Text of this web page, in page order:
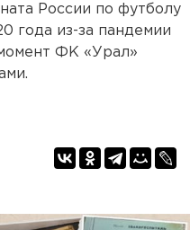
России по футболу
года из-за пандемии
ФК «Урал»